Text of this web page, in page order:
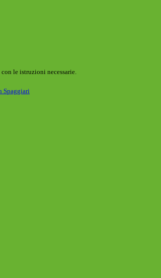
le istruzioni necessarie.
Spaggiari